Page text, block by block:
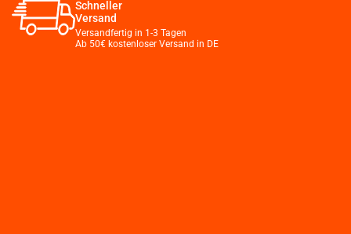
Schneller
Versand
Versandfertig in 1-3 Tagen
Ab 50€ kostenloser Versand in DE